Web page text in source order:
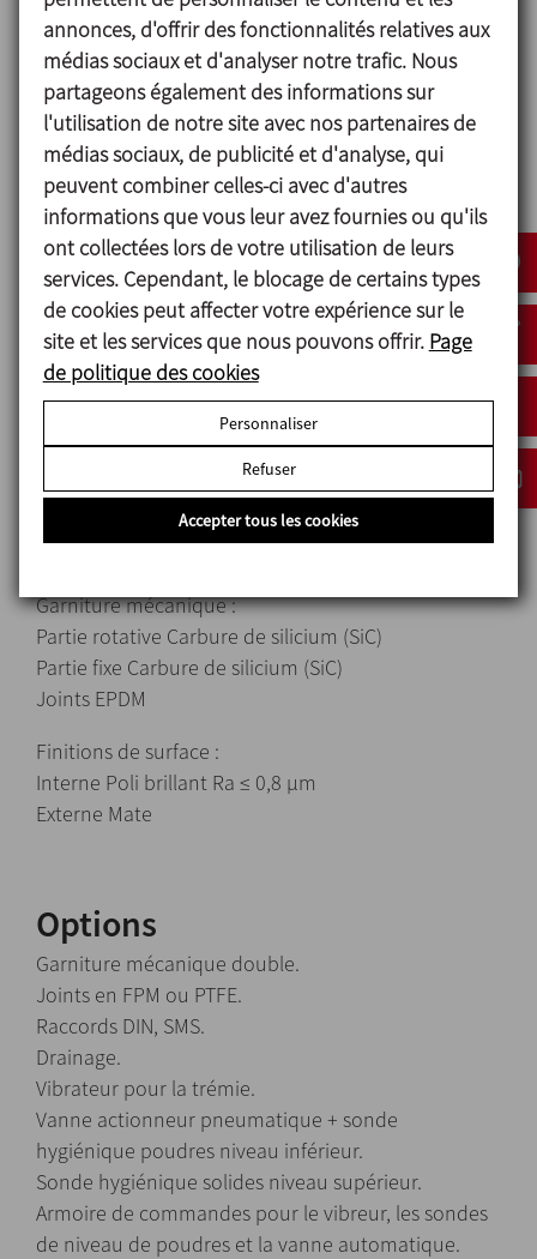
permettant de mélanger rapidement et de façon
homogène des grandes variétés de poudres sans
que le mélange obtenu ne soit en contact direct
avec l’air.
Conception hygiénique.
Garniture mécanique simple.
Montage/démontage facile avec des raccords
CLAMP ISO 2852.
Vanne papillon sur la trémie.
Possibilité de nettoyer et de désinfecter sans
démontage de l’appareil.
Matériels
Pièces en contact avec le produit AISI 316L
Autres pièces métalliques AISI 304
Joints EPDM
Garniture mécanique :
Partie rotative Carbure de silicium (SiC)
Partie fixe Carbure de silicium (SiC)
Joints EPDM
Finitions de surface :
Interne Poli brillant Ra ≤ 0,8 μm
Externe Mate
Options
Garniture mécanique double.
Joints en FPM ou PTFE.
Raccords DIN, SMS.
Drainage.
Vibrateur pour la trémie.
Vanne actionneur pneumatique + sonde
hygiénique poudres niveau inférieur.
Sonde hygiénique solides niveau supérieur.
Armoire de commandes pour le vibreur, les sondes
de niveau de poudres et la vanne automatique.
annonces, d'offrir des fonctionnalités relatives aux
médias sociaux et d'analyser notre trafic. Nous
partageons également des informations sur
l'utilisation de notre site avec nos partenaires de
médias sociaux, de publicité et d'analyse, qui
peuvent combiner celles-ci avec d'autres
informations que vous leur avez fournies ou qu'ils
ont collectées lors de votre utilisation de leurs
services. Cependant, le blocage de certains types
de cookies peut affecter votre expérience sur le
site et les services que nous pouvons offrir. Page
de politique des cookies
Personnaliser
Refuser
Accepter tous les cookies